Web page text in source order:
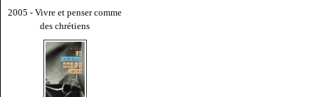
2005 - Vivre et penser comme
des chrétiens